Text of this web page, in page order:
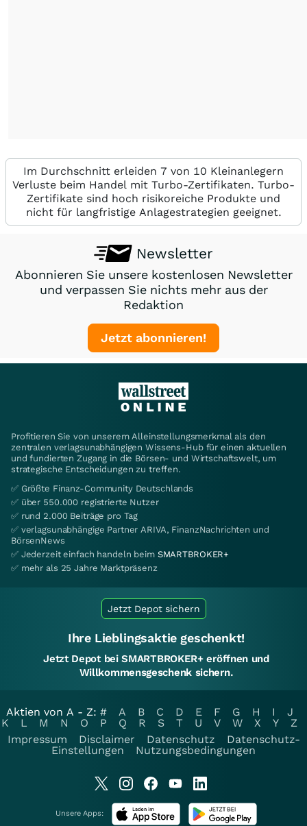
Im Durchschnitt erleiden 7 von 10 Kleinanlegern
Verluste beim Handel mit Turbo-Zertifikaten. Turbo-
Zertifikate sind hoch risikoreiche Produkte und
nicht für langfristige Anlagestrategien geeignet.
Newsletter
Abonnieren Sie unsere kostenlosen Newsletter
und verpassen Sie nichts mehr aus der
Redaktion
Jetzt abonnieren!
Profitieren Sie von unserem Alleinstellungsmerkmal als den
zentralen verlagsunabhängigen Wissens-Hub für einen aktuellen
und fundierten Zugang in die Börsen- und Wirtschaftswelt, um
strategische Entscheidungen zu treffen.
✅ Größte Finanz-Community Deutschlands
✅ über 550.000 registrierte Nutzer
✅ rund 2.000 Beiträge pro Tag
✅ verlagsunabhängige Partner ARIVA, FinanzNachrichten und
BörsenNews
✅ Jederzeit einfach handeln beim SMARTBROKER+
✅ mehr als 25 Jahre Marktpräsenz
Jetzt Depot sichern
Ihre Lieblingsaktie geschenkt!
Jetzt Depot bei SMARTBROKER+ eröffnen und
Willkommensgeschenk sichern.
Aktien von A - Z: # A B C D E F G H I
J
K
L M N O P Q R S T U V W X Y
Z
Impressum
Disclaimer Datenschutz
Datenschutz-
Einstellungen
Nutzungsbedingungen
Unsere Apps: